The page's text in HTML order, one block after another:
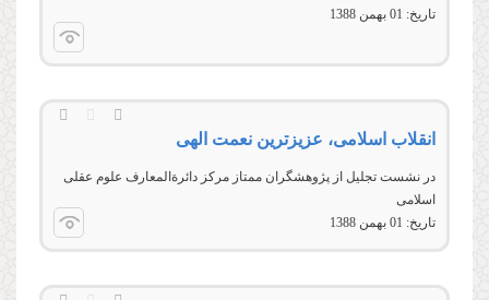
تاریخ: 01 بهمن 1388
انقلاب اسلامی، عزیزترین نعمت الهی
در نشست تجلیل از پژوهشگران ممتاز مركز دائرةالمعارف علوم عقلی
اسلامی
تاریخ: 01 بهمن 1388